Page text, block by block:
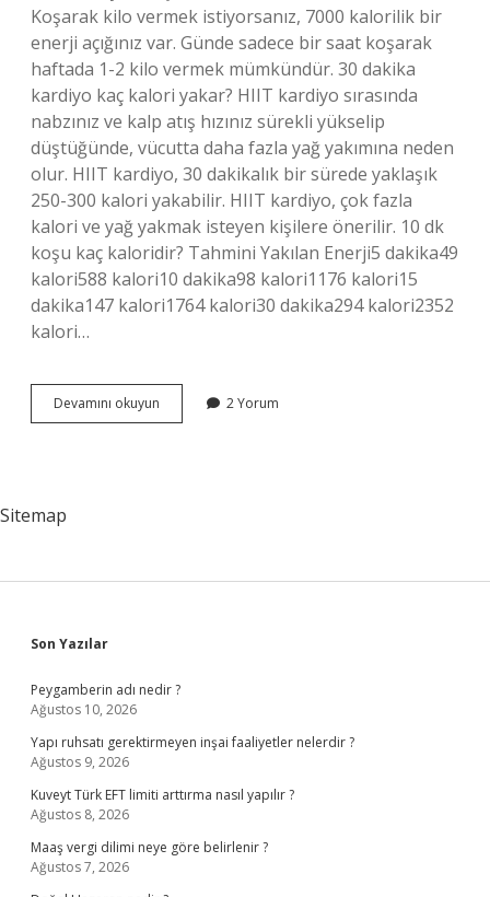
Koşarak kilo vermek istiyorsanız, 7000 kalorilik bir
enerji açığınız var. Günde sadece bir saat koşarak
haftada 1-2 kilo vermek mümkündür. 30 dakika
kardiyo kaç kalori yakar? HIIT kardiyo sırasında
nabzınız ve kalp atış hızınız sürekli yükselip
düştüğünde, vücutta daha fazla yağ yakımına neden
olur. HIIT kardiyo, 30 dakikalık bir sürede yaklaşık
250-300 kalori yakabilir. HIIT kardiyo, çok fazla
kalori ve yağ yakmak isteyen kişilere önerilir. 10 dk
koşu kaç kaloridir? Tahmini Yakılan Enerji5 dakika49
kalori588 kalori10 dakika98 kalori1176 kalori15
dakika147 kalori1764 kalori30 dakika294 kalori2352
kalori…
Devamını okuyun
Dakika
2 Yorum
Sitemap
Sidebar
Son Yazılar
Peygamberin adı nedir ?
Ağustos 10, 2026
Yapı ruhsatı gerektirmeyen inşai faaliyetler nelerdir ?
Ağustos 9, 2026
Kuveyt Türk EFT limiti arttırma nasıl yapılır ?
Ağustos 8, 2026
Maaş vergi dilimi neye göre belirlenir ?
Ağustos 7, 2026